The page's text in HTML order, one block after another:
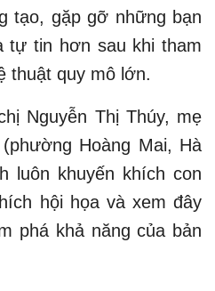
tạo, gặp gỡ những bạn
tự tin hơn sau khi tham
thuật quy mô lớn.
Nguyễn Thị Thúy, mẹ
Hoàng Mai, Hà
luôn khuyến khích con
hội họa và xem đây
phá khả năng của bản